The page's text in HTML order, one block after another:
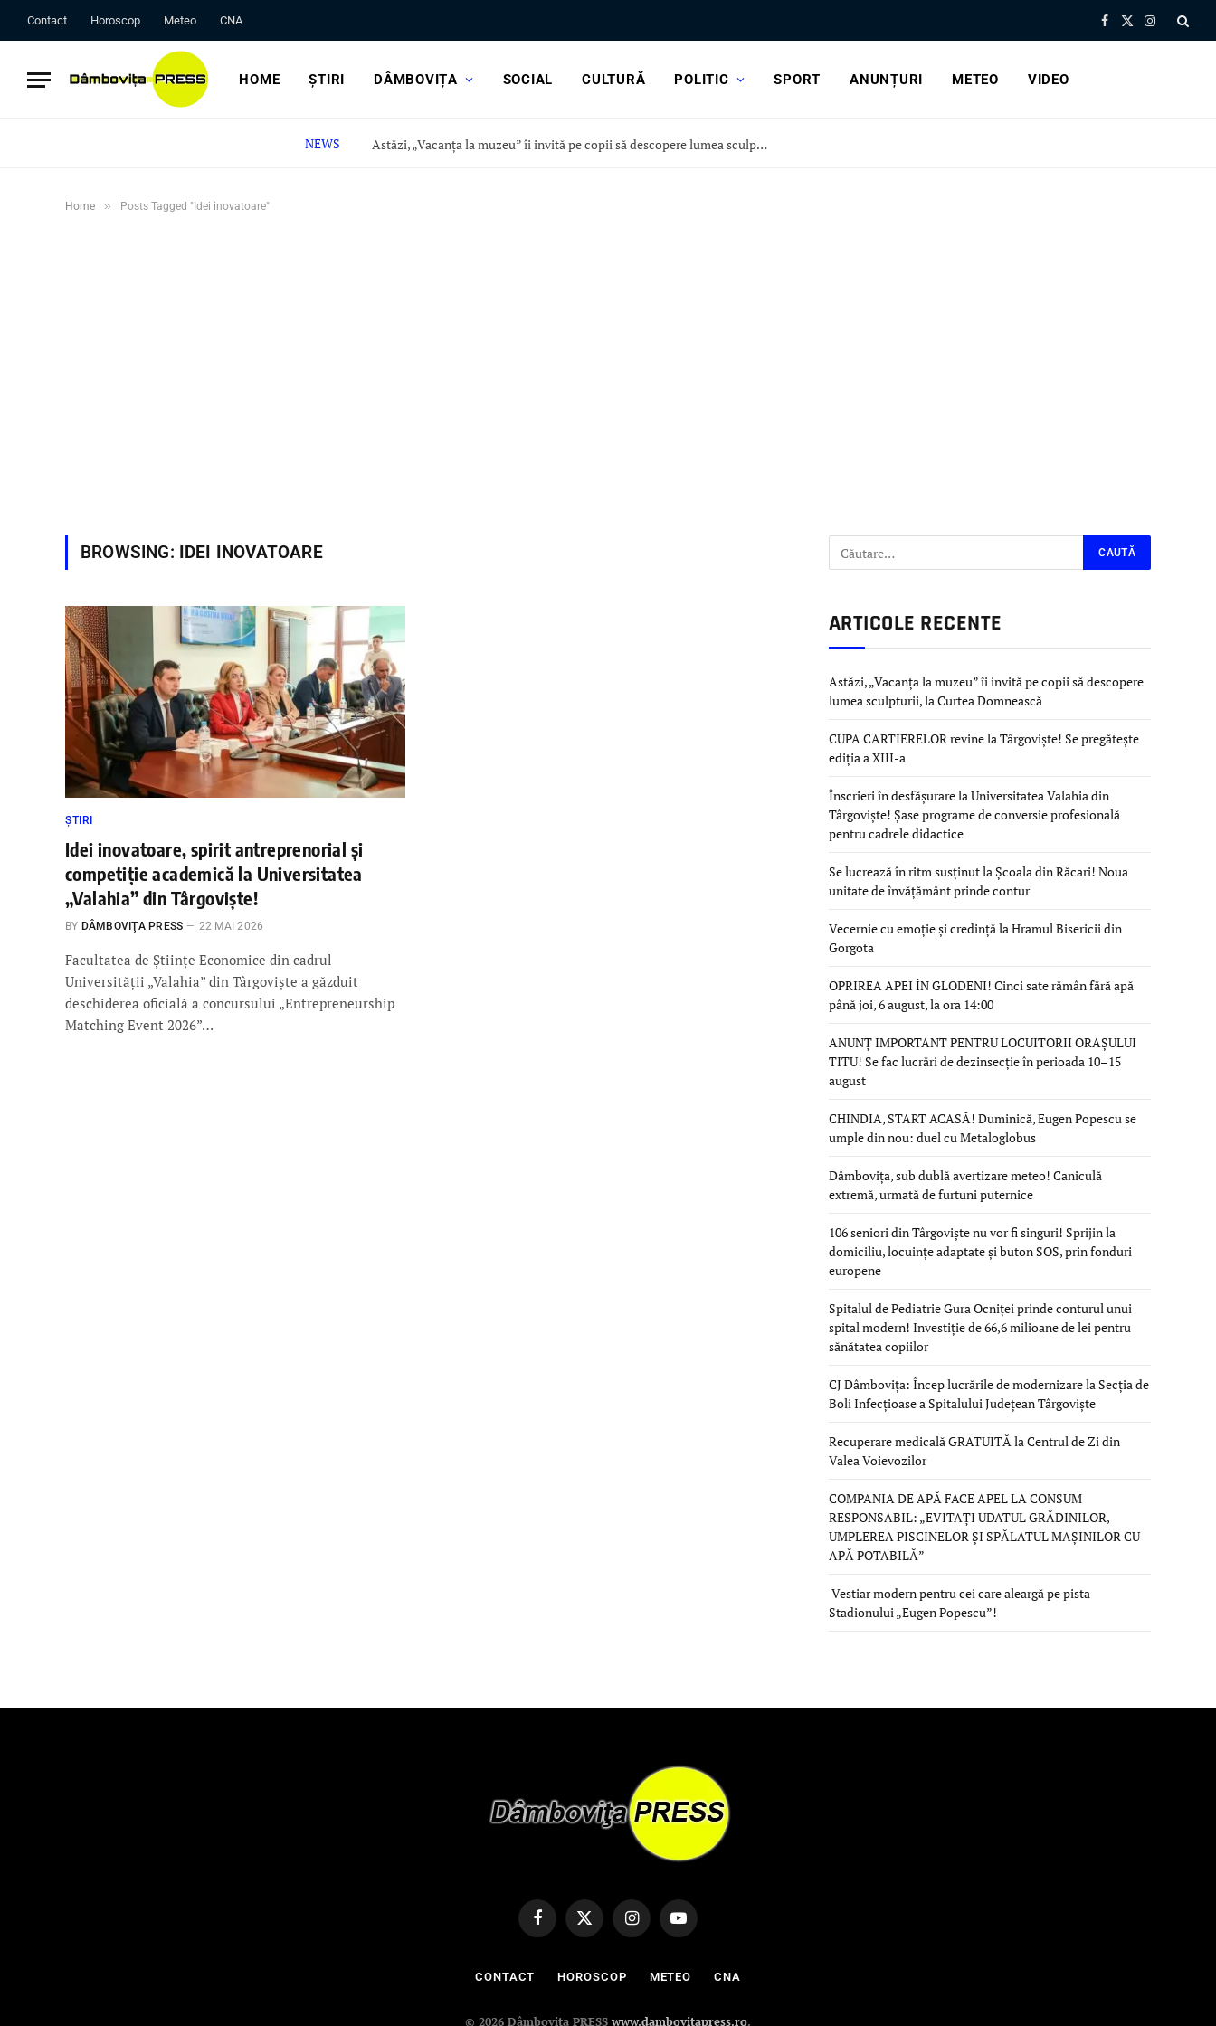
Contact Horoscop Meteo CNA Facebook
X
Instagram
HOME ȘTIRI DÂMBOVIȚA SOCIAL CULTURĂ POLITIC SPORT ANUNȚURI METEO VIDEO
NEWS Astăzi, „Vacanța la muzeu” îi invită pe copii să descopere lumea sculpturii, la Curtea Domnească
Home » Posts Tagged "Idei inovatoare"
BROWSING: IDEI INOVATOARE
ȘTIRI
Idei inovatoare, spirit antreprenorial și
competiție academică la Universitatea
„Valahia” din Târgoviște!
BY DÂMBOVIŢA PRESS 22 MAI 2026
Facultatea de Științe Economice din cadrul
Universității „Valahia” din Târgoviște a găzduit
deschiderea oficială a concursului „Entrepreneurship
Matching Event 2026”…
ARTICOLE RECENTE
Astăzi, „Vacanța la muzeu” îi invită pe copii să descopere
lumea sculpturii, la Curtea Domnească
CUPA CARTIERELOR revine la Târgoviște! Se pregătește
ediția a XIII-a
Înscrieri în desfășurare la Universitatea Valahia din
Târgoviște! Șase programe de conversie profesională
pentru cadrele didactice
Se lucrează în ritm susținut la Școala din Răcari! Noua
unitate de învățământ prinde contur
Vecernie cu emoție și credință la Hramul Bisericii din
Gorgota
OPRIREA APEI ÎN GLODENI! Cinci sate rămân fără apă
până joi, 6 august, la ora 14:00
ANUNȚ IMPORTANT PENTRU LOCUITORII ORAȘULUI
TITU! Se fac lucrări de dezinsecție în perioada 10–15
august
CHINDIA, START ACASĂ! Duminică, Eugen Popescu se
umple din nou: duel cu Metaloglobus
Dâmbovița, sub dublă avertizare meteo! Caniculă
extremă, urmată de furtuni puternice
106 seniori din Târgoviște nu vor fi singuri! Sprijin la
domiciliu, locuințe adaptate și buton SOS, prin fonduri
europene
Spitalul de Pediatrie Gura Ocniței prinde conturul unui
spital modern! Investiție de 66,6 milioane de lei pentru
sănătatea copiilor
CJ Dâmbovița: Încep lucrările de modernizare la Secția de
Boli Infecțioase a Spitalului Județean Târgoviște
Recuperare medicală GRATUITĂ la Centrul de Zi din
Valea Voievozilor
COMPANIA DE APĂ FACE APEL LA CONSUM
RESPONSABIL: „EVITAȚI UDATUL GRĂDINILOR,
UMPLEREA PISCINELOR ȘI SPĂLATUL MAȘINILOR CU
APĂ POTABILĂ”
Vestiar modern pentru cei care aleargă pe pista
Stadionului „Eugen Popescu”!
FacebookX
(Twitter)
InstagramYouTube
CONTACT HOROSCOP METEO CNA
© 2026 Dâmbovița PRESSwww.dambovitapress.ro.